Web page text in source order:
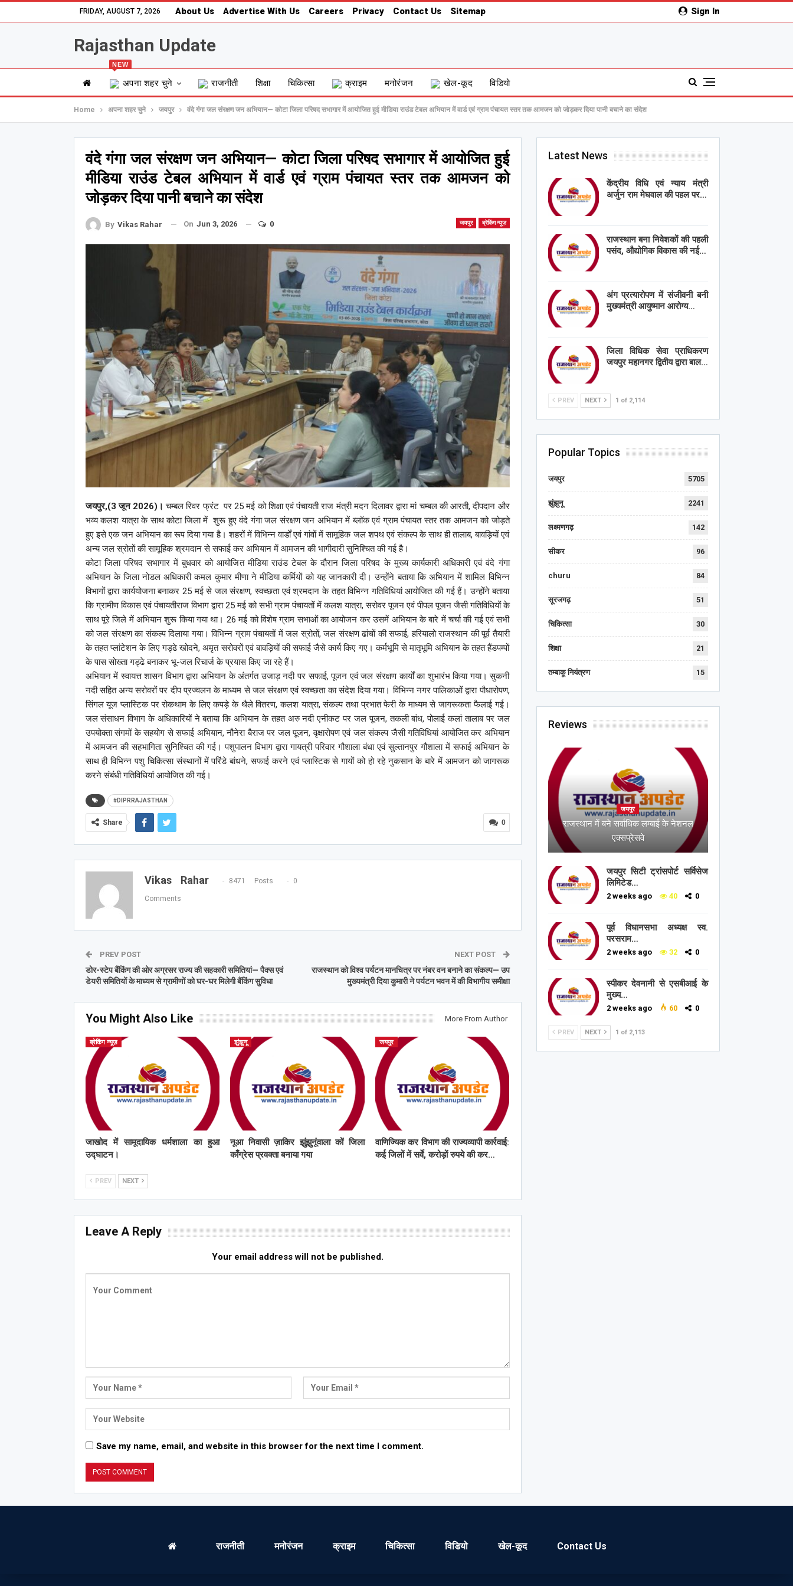
Sign In
FRIDAY, AUGUST 7, 2026 About Us Advertise With Us Careers Privacy Contact Us Sitemap
Rajasthan Update
अपना शहर चुने
NEW
राजनीती शिक्षा चिकित्सा क्राइम मनोरंजन खेल-कूद विडियो
Home अपना शहर चुने जयपुर वंदे गंगा जल संरक्षण जन अभियान— कोटा जिला परिषद सभागार में आयोजित हुई मीडिया राउंड टेबल अभियान में वार्ड एवं ग्राम पंचायत स्तर तक आमजन को जोड़कर दिया पानी बचाने का संदेश
वंदे गंगा जल संरक्षण जन अभियान— कोटा जिला परिषद सभागार में आयोजित हुई
मीडिया राउंड टेबल अभियान में वार्ड एवं ग्राम पंचायत स्तर तक आमजन को
जोड़कर दिया पानी बचाने का संदेश
जयपुर ब्रेकिंग न्यूज़
By Vikas Rahar On Jun 3, 2026 0
जयपुर,(3 जून 2026)। चम्बल रिवर फ्रंट पर 25 मई को शिक्षा एवं पंचायती राज मंत्री मदन दिलावर द्वारा मां चम्बल की आरती, दीपदान और
भव्य कलश यात्रा के साथ कोटा जिला में शुरू हुए वंदे गंगा जल संरक्षण जन अभियान में ब्लॉक एवं ग्राम पंचायत स्तर तक आमजन को जोड़ते
हुए इसे एक जन अभियान का रूप दिया गया है। शहरों में विभिन्न वार्डों एवं गांवों में सामूहिक जल शपथ एवं संकल्प के साथ ही तालाब, बावड़ियों एवं
अन्य जल स्रोतों की सामूहिक श्रमदान से सफाई कर अभियान में आमजन की भागीदारी सुनिश्चित की गई है।
कोटा जिला परिषद सभागार में बुधवार को आयोजित मीडिया राउंड टेबल के दौरान जिला परिषद के मुख्य कार्यकारी अधिकारी एवं वंदे गंगा
अभियान के जिला नोडल अधिकारी कमल कुमार मीणा ने मीडिया कर्मियों को यह जानकारी दी। उन्होंने बताया कि अभियान में शामिल विभिन्न
विभागों द्वारा कार्ययोजना बनाकर 25 मई से जल संरक्षण, स्वच्छता एवं श्रमदान के तहत विभिन्न गतिविधियां आयोजित की गई हैं। उन्होंने बताया
कि ग्रामीण विकास एवं पंचायतीराज विभाग द्वारा 25 मई को सभी ग्राम पंचायतों में कलश यात्रा, सरोवर पूजन एवं पीपल पूजन जैसी गतिविधियों के
साथ पूरे जिले में अभियान शुरू किया गया था। 26 मई को विशेष ग्राम सभाओं का आयोजन कर उसमें अभियान के बारे में चर्चा की गई एवं सभी
को जल संरक्षण का संकल्प दिलाया गया। विभिन्न ग्राम पंचायतों में जल स्रोतों, जल संरक्षण ढांचों की सफाई, हरियालो राजस्थान की पूर्व तैयारी
के तहत प्लांटेशन के लिए गड्ढे खोदने, अमृत सरोवरों एवं बावड़ियों की सफाई जैसे कार्य किए गए। कर्मभूमि से मातृभूमि अभियान के तहत हैंडपम्पों
के पास सोख्ता गड्ढे बनाकर भू-जल रिचार्ज के प्रयास किए जा रहे हैं।
अभियान में स्वायत्त शासन विभाग द्वारा अभियान के अंतर्गत उजाड़ नदी पर सफाई, पूजन एवं जल संरक्षण कार्यों का शुभारंभ किया गया। सुकनी
नदी सहित अन्य सरोवरों पर दीप प्रज्वलन के माध्यम से जल संरक्षण एवं स्वच्छता का संदेश दिया गया। विभिन्न नगर पालिकाओं द्वारा पौधारोपण,
सिंगल यूज प्लास्टिक पर रोकथाम के लिए कपड़े के थैले वितरण, कलश यात्रा, संकल्प तथा प्रभात फेरी के माध्यम से जागरूकता फैलाई गई।
जल संसाधन विभाग के अधिकारियों ने बताया कि अभियान के तहत अरु नदी एनीकट पर जल पूजन, तकली बांध, पोलाई कलां तालाब पर जल
उपयोक्ता संगमों के सहयोग से सफाई अभियान, नौनेरा बैराज पर जल पूजन, वृक्षारोपण एवं जल संकल्प जैसी गतिविधियां आयोजित कर अभियान
में आमजन की सहभागिता सुनिश्चित की गई। पशुपालन विभाग द्वारा गायत्री परिवार गौशाला बंधा एवं सुल्तानपुर गौशाला में सफाई अभियान के
साथ ही विभिन्न पशु चिकित्सा संस्थानों में परिंडे बांधने, सफाई करने एवं प्लास्टिक से गायों को हो रहे नुकसान के बारे में आमजन को जागरूक
करने संबंधी गतिविधियां आयोजित की गई।
#DIPRRAJASTHAN
0
Share
Vikas Rahar 8471 Posts 0
Comments
PREV POST
डोर-स्टेप बैंकिंग की ओर अग्रसर राज्य की सहकारी समितियां— पैक्स एवं
डेयरी समितियों के माध्यम से ग्रामीणों को घर-घर मिलेगी बैंकिंग सुविधा
NEXT POST
राजस्थान को विश्व पर्यटन मानचित्र पर नंबर वन बनाने का संकल्प— उप
मुख्यमंत्री दिया कुमारी ने पर्यटन भवन में की विभागीय समीक्षा
You Might Also Like More From Author
ब्रेकिंग न्यूज़
जाखोद में सामूदायिक धर्मशाला का हुआ
उद्घाटन।
झुंझुनू
नूआ निवासी ज़ाकिर झुंझुनूंवाला कों जिला
काँग्रेस प्रवक्ता बनाया गया
जयपुर
वाणिज्यिक कर विभाग की राज्यव्यापी कार्रवाई:
कई जिलों में सर्वे, करोड़ों रुपये की कर…
PREV NEXT
Leave A Reply
Your email address will not be published.
Save my name, email, and website in this browser for the next time I comment.
Latest News
केंद्रीय विधि एवं न्याय मंत्री
अर्जुन राम मेघवाल की पहल पर…
राजस्थान बना निवेशकों की पहली
पसंद, औद्योगिक विकास की नई…
अंग प्रत्यारोपण में संजीवनी बनी
मुख्यमंत्री आयुष्मान आरोग्य…
जिला विधिक सेवा प्राधिकरण
जयपुर महानगर द्वितीय द्वारा बाल…
PREV NEXT 1 of 2,114
Popular Topics
जयपुर 5705
झुंझुनू 2241
लक्ष्मणगढ़ 142
सीकर 96
churu 84
सूरजगढ़ 51
चिकित्सा 30
शिक्षा 21
तम्बाकू नियंत्रण 15
Reviews
जयपुर
राजस्थान में बने सर्वाधिक लम्बाई के नेशनल
एक्सप्रेसवे
जयपुर सिटी ट्रांसपोर्ट सर्विसेज
लिमिटेड…
2 weeks ago 40 0
पूर्व विधानसभा अध्यक्ष स्व.
परसराम…
2 weeks ago 32 0
स्पीकर देवनानी से एसबीआई के
मुख्य…
2 weeks ago 60 0
PREV NEXT 1 of 2,113
राजनीती मनोरंजन क्राइम चिकित्सा विडियो खेल-कूद Contact Us